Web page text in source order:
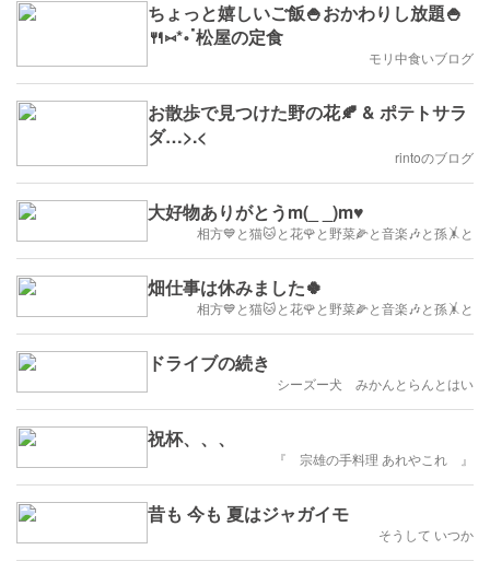
ちょっと嬉しいご飯🍚おかわりし放題🍚
🍴⑅*॰ॱ松屋の定食
モリ中食いブログ
お散歩で見つけた野の花🍂 & ポテトサラ
ダ…>⁠.⁠<
rintoのブログ
大好物ありがとうm(_ _)m♥️
相方💙と猫🐱と花🌹と野菜🌽と音楽🎶と孫🤸と
畑仕事は休みました🍀
相方💙と猫🐱と花🌹と野菜🌽と音楽🎶と孫🤸と
ドライブの続き
シーズー犬 みかんとらんとはい
祝杯、、、
『 宗雄の手料理 あれやこれ 』
昔も 今も 夏はジャガイモ
そうして いつか